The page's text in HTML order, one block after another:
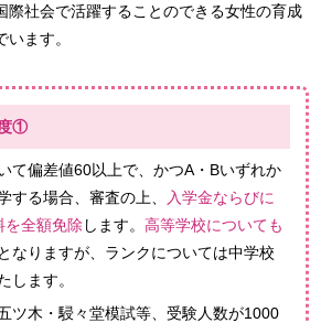
際社会で活躍することのできる女性の育成
ます。
①
て偏差値60以上で、かつA・Bいずれか
する場合、審査の上、
入学金ならびに
を全額免除 します。高等学校についても
となりますが、ランクについては中学校
します。
ツ木・駸々堂模試等、受験人数が1000